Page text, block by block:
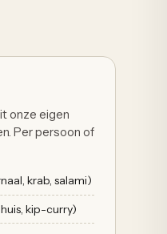
onze eigen
Per persoon of
krab, salami)
kip-curry)